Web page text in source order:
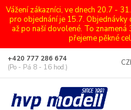
Vážení zákazníci, ve dnech 20.7 -
pro objednání je 15.7.
až po naší dovolené. To
přejeme pěkné
+420 777 286 674
(Po - Pá 8 - 16 hod.)